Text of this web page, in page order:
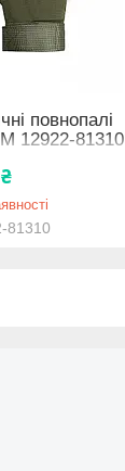
повнопалі
12922-81310
81310